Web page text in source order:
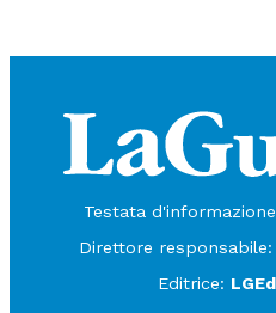
Testata
Direttore responsabile:
Editrice: